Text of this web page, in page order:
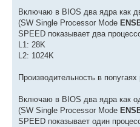
Включаю в BIOS два ядра как
(SW Single Processor Mode
SPEED показывает два
L1: 28K
L2: 1024K
Производительность в
Включаю в BIOS два ядра как
(SW Single Processor Mode
SPEED показывает один